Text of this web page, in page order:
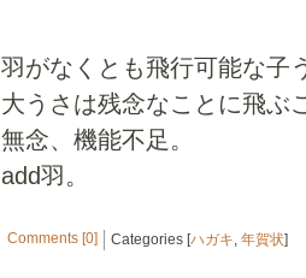
羽がなくとも飛行可能な子
大うさは残念なことに飛ぶ
無念、機能不足。
add羽。
Comments [0] Categories [ハガキ, 年賀状]